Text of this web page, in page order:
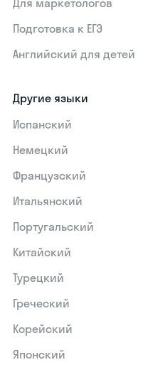
Подготовка к ЕГЭ
Английский для детей
Другие языки
Испанский
Немецкий
Французский
Итальянский
Португальский
Китайский
Турецкий
Греческий
Корейский
Японский